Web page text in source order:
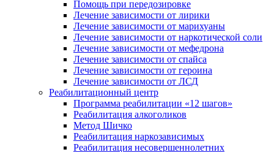
Помощь при передозировке
Лечение зависимости от лирики
Лечение зависимости от марихуаны
Лечение зависимости от наркотической соли
Лечение зависимости от мефедрона
Лечение зависимости от спайса
Лечение зависимости от героина
Лечение зависимости от ЛСД
Реабилитационный центр
Программа реабилитации «12 шагов»
Реабилитация алкоголиков
Метод Шичко
Реабилитация наркозависимых
Реабилитация несовершеннолетних